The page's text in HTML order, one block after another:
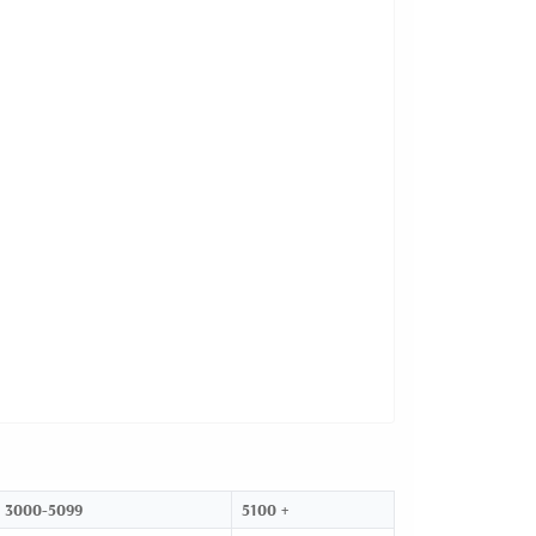
3000-5099
5100 +